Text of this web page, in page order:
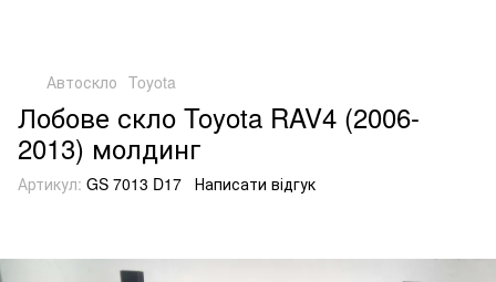
Автоскло Toyota
Лобове скло Toyota RAV4 (2006-
2013) молдинг
Артикул: GS 7013 D17 Написати відгук